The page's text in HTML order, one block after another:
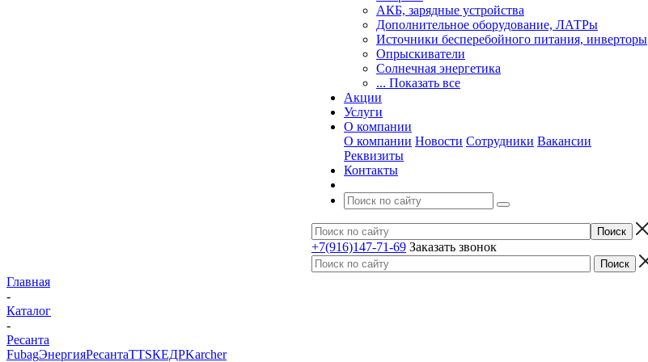
АКБ, зарядные устройства
Дополнительное оборудование, ЛАТРы
Источники бесперебойного питания, инверторы
Опрыскиватели
Солнечная энергетика
... Показать все
Акции
Услуги
О компании
О компании Новости Сотрудники Вакансии
Реквизиты
Контакты
+7(916)147-71-69 Заказать звонок
Главная
-
Каталог
-
Ресанта
FubagЭнергияРесантаTTSКЕДРKarcher